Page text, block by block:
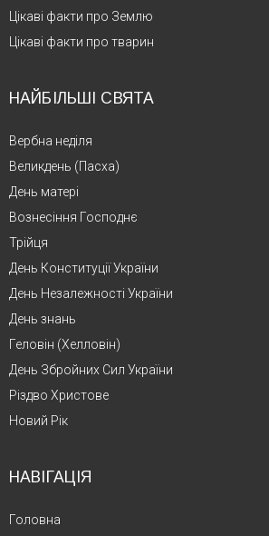
Цікаві факти про Землю
Цікаві факти про тварин
НАЙБІЛЬШІ СВЯТА
Вербна неділя
Великдень (Пасха)
День матері
Вознесіння Господнє
Трійця
День Конституції України
День Незалежності України
День знань
Геловін (Хелловін)
День Збройних Сил України
Різдво Христове
Новий Рік
НАВІГАЦІЯ
Головна